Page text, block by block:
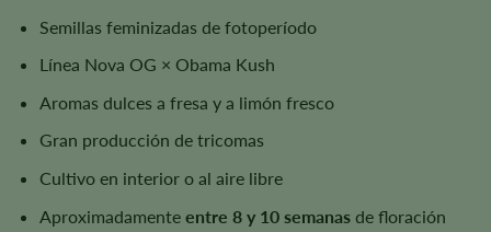
Semillas feminizadas de fotoperíodo
Línea Nova OG × Obama Kush
Aromas dulces a fresa y a limón fresco
Gran producción de tricomas
Cultivo en interior o al aire libre
Aproximadamente entre 8 y 10 semanasde floración